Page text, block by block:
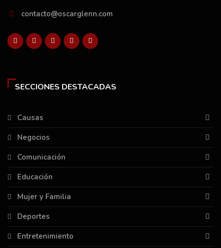
contacto@oscarglenn.com
SECCIONES DESTACADAS
Causas
Negocios
Comunicación
Educación
Mujer y Familia
Deportes
Entretenimiento